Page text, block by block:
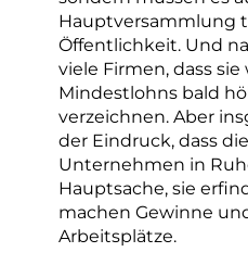
Hauptversammlung
Öffentlichkeit. Und
viele Firmen, dass
Mindestlohns bald
verzeichnen. Aber
der Eindruck, dass
Unternehmen in
Hauptsache, sie
machen Gewinne
Arbeitsplätze.